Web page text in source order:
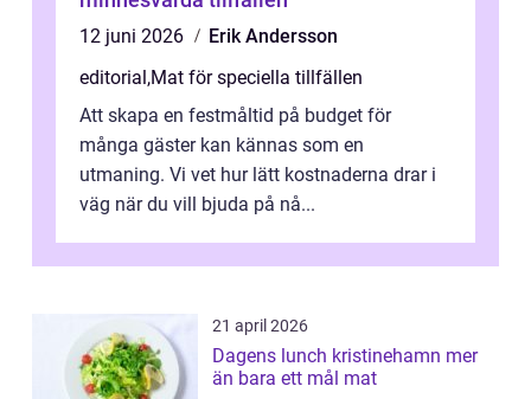
12 juni 2026
Erik Andersson
editorial ,Mat för speciella tillfällen
Att skapa en festmåltid på budget för
många gäster kan kännas som en
utmaning. Vi vet hur lätt kostnaderna drar i
väg när du vill bjuda på nå...
21 april 2026
Dagens lunch kristinehamn mer
än bara ett mål mat